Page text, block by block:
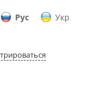
Рус Укр